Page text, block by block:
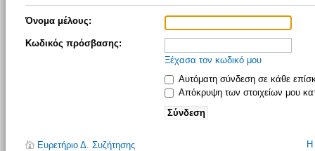
Όνομα μέλους:
Κωδικός πρόσβασης:
Ξέχασα τον κωδικό μου
Αυτόματη σύνδεση σε κάθε
Απόκρυψη των στοιχείων μου
Ευρετήριο Δ. Συζήτησης Η